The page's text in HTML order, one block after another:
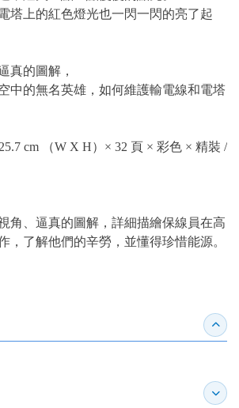
塔上的紅色燈光也一閃一閃的亮了起
真的圖解，
中的無名英雄，如何維護輸電線和電塔
cm （W X H）× 32 頁 × 彩色 × 精裝 /
角、逼真的圖解，詳細描繪保線員在高
，了解他們的辛勞，並懂得珍惜能源。
收合
展開